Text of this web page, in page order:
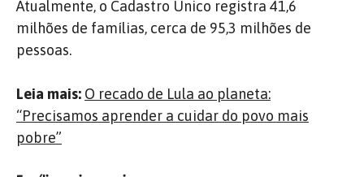
Atualmente, o Cadastro Único registra 41,6
milhões de famílias, cerca de 95,3 milhões de
pessoas.
Leia mais: O recado de Lula ao planeta:
“Precisamos aprender a cuidar do povo mais
pobre”